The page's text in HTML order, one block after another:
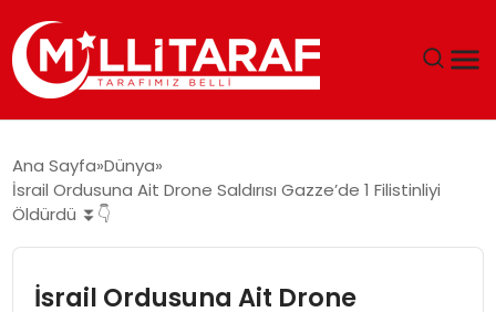
ÖZEL SAYFALAR
Ana Sayfa Dünya
İsrail Ordusuna Ait Drone Saldırısı Gazze’de 1 Filistinliyi
Öldürdü ⏬👇
İsrail Ordusuna Ait Drone